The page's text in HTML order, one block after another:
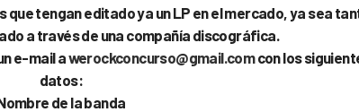
tengan editado ya un LP en el mercado, ya sea
a través de una compañía discográfica.
e-mail awerockconcurso@gmail.comcon los
datos:
de la banda